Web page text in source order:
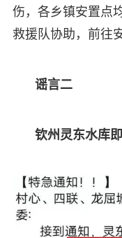
伤，各乡镇安置点
救援队协助，前往
谣言二
钦州灵东水库